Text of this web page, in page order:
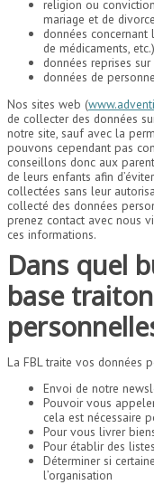
religion ou
mariage et de
données concernant
de médicaments, etc.)
données reprises
données de
Nos sites web (
de collecter des données
notre site, sauf avec la
pouvons cependant pas
conseillons donc aux
de leurs enfants afin
collectées sans leur
collecté des données
prenez contact avec nous
ces informations.
Dans quel
base
La FBL traite vos données
Envoi de notre
Pouvoir vous
cela est nécessaire
Pour vous livrer
Pour établir des
Déterminer si
l’organisation